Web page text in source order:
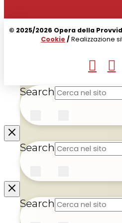
© 2025/2026 Opera della
Cookie /Realizzazione
Search
Search
Search